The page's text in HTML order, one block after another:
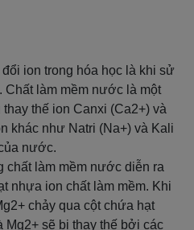
ion trong hóa học là khi sử
Chất làm mềm nước là một
thế ion Canxi (Ca2+) và
khác như Natri (Na+) và Kali
nước.
chất làm mềm nước diễn ra
nhựa ion chất làm mềm. Khi
chảy qua cột chứa hạt
Mg2+ sẽ bị thay thế bởi các